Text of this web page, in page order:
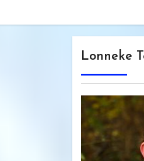
Lonneke